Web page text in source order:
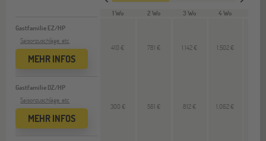
Gastfamilie EZ/HP
Saisonzuschläge, etc
MEHR INFOS
Gastfamilie DZ/HP
Saisonzuschläge, etc
MEHR INFOS
1 Wo 2 Wo 3 Wo 4 Wo
410 € 781 € 1.142 € 1.502 €
300 € 561 € 812 € 1.062 €